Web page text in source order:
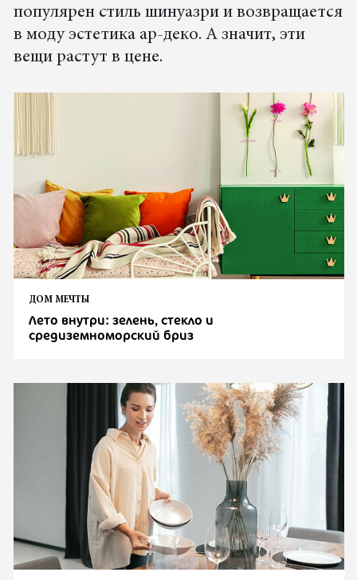
популярен стиль шинуазри и возвращается
в моду эстетика ар-деко. А значит, эти
вещи растут в цене.
ДОМ МЕЧТЫ
Лето внутри: зелень, стекло и
средиземноморский бриз